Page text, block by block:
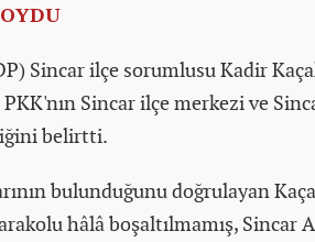
Sincar ilçe sorumlusu Kadir
Sincar ilçe merkezi ve
belirtti.
bulunduğunu doğrulayan
hâlâ boşaltılmamış, Sincar